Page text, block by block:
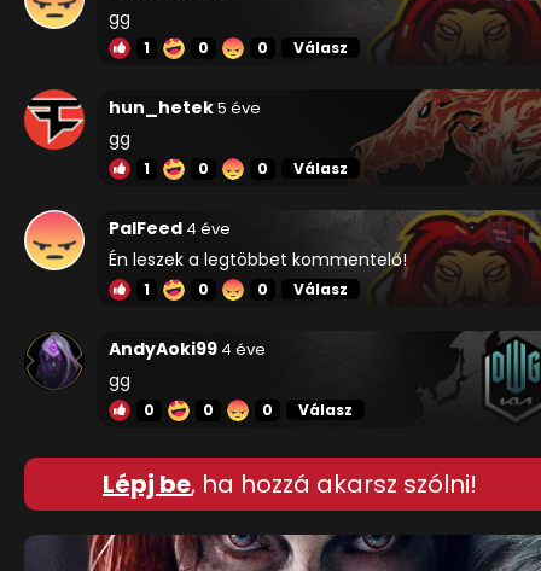
gg
1 0 0 Válasz
hun_hetek5 éve
gg
1 0 0 Válasz
PalFeed 4 éve
Én leszek a legtöbbet kommentelő!
1 0 0 Válasz
AndyAoki99 4 éve
gg
0 0 0 Válasz
Lépj be, ha hozzá akarsz szólni!